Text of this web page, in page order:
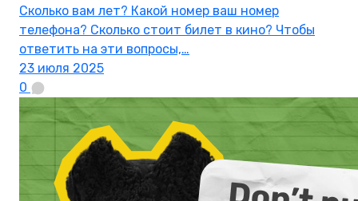
Сколько вам лет? Какой номер ваш номер
телефона? Сколько стоит билет в кино? Чтобы
ответить на эти вопросы,…
23 июля 2025
0